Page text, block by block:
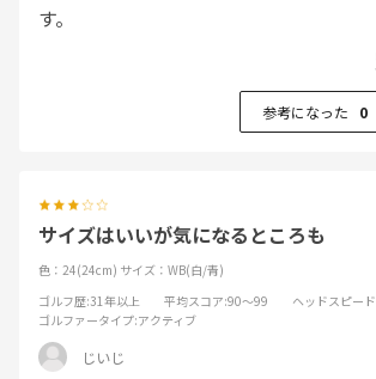
す。
参考になった 0
サイズはいいが気になるところも
色：24(24cm) サイズ：WB(白/青)
ゴルフ歴:31年以上 平均スコア:90～99 ヘッドスピード
ゴルファータイプ:アクティブ
じいじ